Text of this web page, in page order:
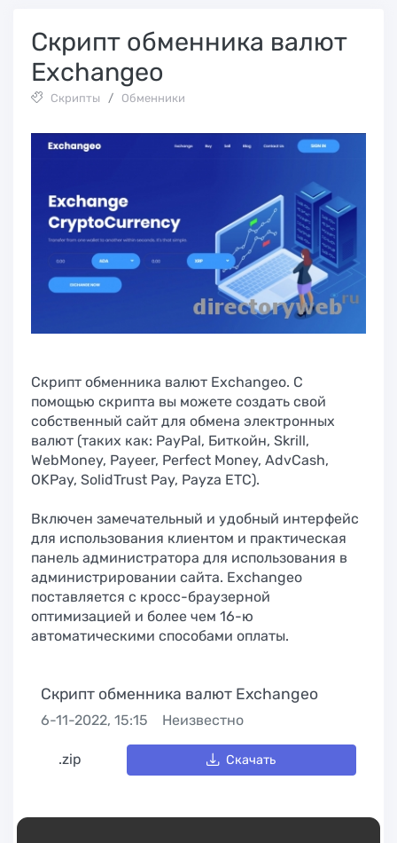
Скрипт обменника валют
Exchangeo
Скрипты / Обменники
Скрипт обменника валют Exchangeo. С
помощью скрипта вы можете создать свой
собственный сайт для обмена электронных
валют (таких как: PayPal, Биткойн, Skrill,
WebMoney, Payeer, Perfect Money, AdvCash,
OKPay, SolidTrust Pay, Payza ETC).
Включен замечательный и удобный интерфейс
для использования клиентом и практическая
панель администратора для использования в
администрировании сайта. Exchangeo
поставляется с кросс-браузерной
оптимизацией и более чем 16-ю
автоматическими способами оплаты.
Скрипт обменника валют Exchangeo
6-11-2022, 15:15 Неизвестно
.zip Скачать